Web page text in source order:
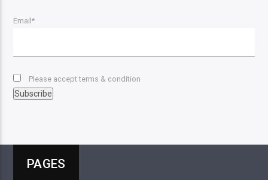
Email*
Please accept terms & condition
PAGES